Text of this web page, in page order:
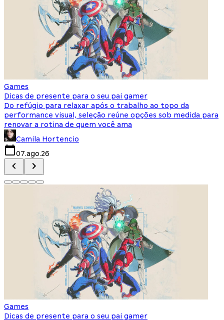
Games
Dicas de presente para o seu pai gamer
Do refúgio para relaxar após o trabalho ao topo da
performance visual, seleção reúne opções sob medida para
renovar a rotina de quem você ama
Camila Hortencio
07.ago.26
Games
Dicas de presente para o seu pai gamer